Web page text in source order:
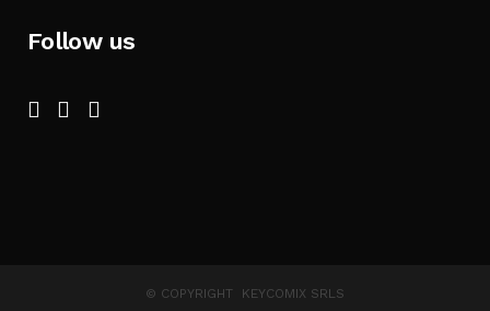
Follow us
© COPYRIGHT KEYCOMIX SRLS